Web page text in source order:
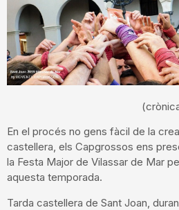
En el procés no gens fàcil de la
castellera, els Capgrossos ens
la Festa Major de Vilassar de Mar
aquesta temporada.
Tarda castellera de Sant Joan,